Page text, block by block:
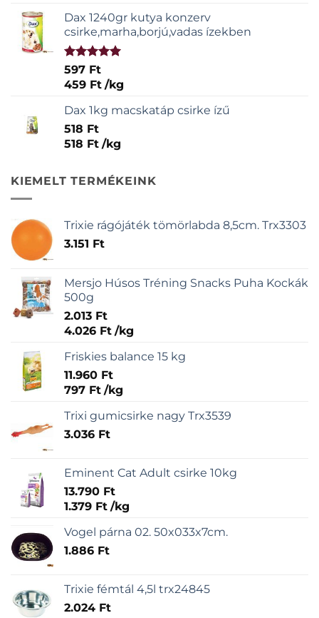
Dax 1240gr kutya konzerv
csirke,marha,borjú,vadas ízekben
Értékelés:
5.00/ 5
597 Ft
459 Ft /kg
Dax 1kg macskatáp csirke ízű
518 Ft
518 Ft /kg
KIEMELT TERMÉKEINK
Trixie rágójáték tömörlabda 8,5cm. Trx3303
3.151 Ft
Mersjo Húsos Tréning Snacks Puha Kockák
500g
2.013 Ft
4.026 Ft /kg
Friskies balance 15 kg
11.960 Ft
797 Ft /kg
Trixi gumicsirke nagy Trx3539
3.036 Ft
Eminent Cat Adult csirke 10kg
13.790 Ft
1.379 Ft /kg
Vogel párna 02. 50x033x7cm.
1.886 Ft
Trixie fémtál 4,5l trx24845
2.024 Ft